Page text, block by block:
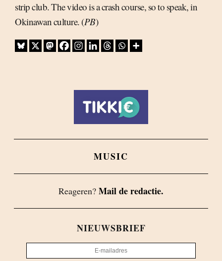
strip club. The video is a crash course, so to speak, in
Okinawan culture. (PB)
MUSIC
Reageren? Mail de redactie.
NIEUWSBRIEF